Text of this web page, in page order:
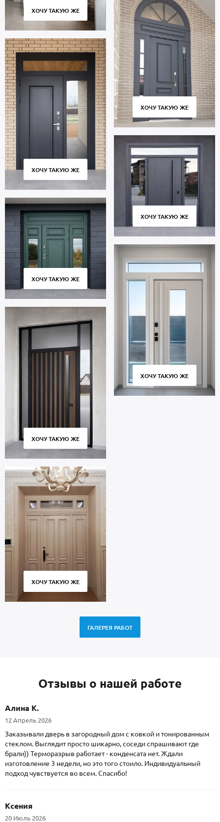
ХОЧУ ТАКУЮ ЖЕ
ХОЧУ ТАКУЮ ЖЕ
ХОЧУ ТАКУЮ ЖЕ
ХОЧУ ТАКУЮ ЖЕ
ХОЧУ ТАКУЮ ЖЕ
ХОЧУ ТАКУЮ ЖЕ
ХОЧУ ТАКУЮ ЖЕ
ХОЧУ ТАКУЮ ЖЕ
ГАЛЕРЕЯ РАБОТ
Отзывы о нашей работе
Алина К.
12 Апрель 2026
Заказывали дверь в загородный дом с ковкой и тонированным
стеклом. Выглядит просто шикарно, соседи спрашивают где
брали)) Терморазрыв работает - конденсата нет. Ждали
изготовление 3 недели, но это того стоило. Индивидуальный
подход чувствуется во всем. Спасибо!
Ксения
20 Июль 2026